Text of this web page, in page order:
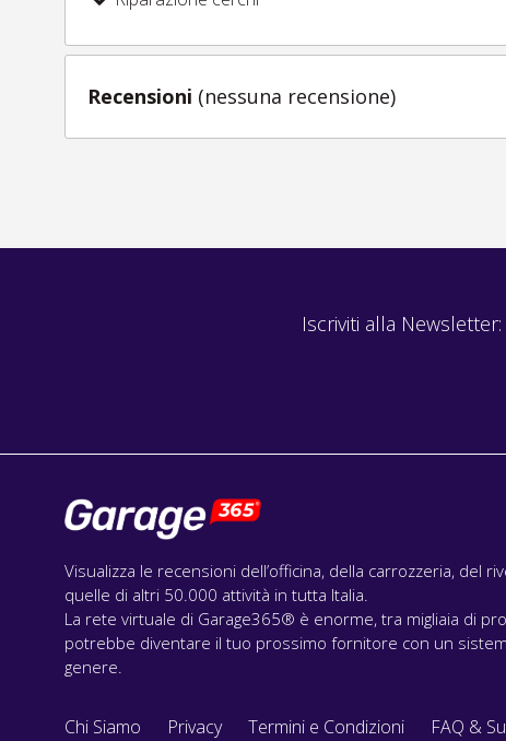
Recensioni (nessuna recensione)
Iscriviti alla Newsletter:
Visualizza le recensioni dell’officina, della carrozzeria, del
quelle di altri 50.000 attività in tutta Italia.
La rete virtuale di Garage365® è enorme, tra migliaia di
potrebbe diventare il tuo prossimo fornitore con un
genere.
Chi Siamo Privacy Termini e Condizioni FAQ &